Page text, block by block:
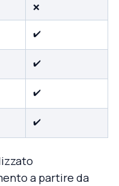
❌
✔️
✔️
✔️
✔️
a partire da